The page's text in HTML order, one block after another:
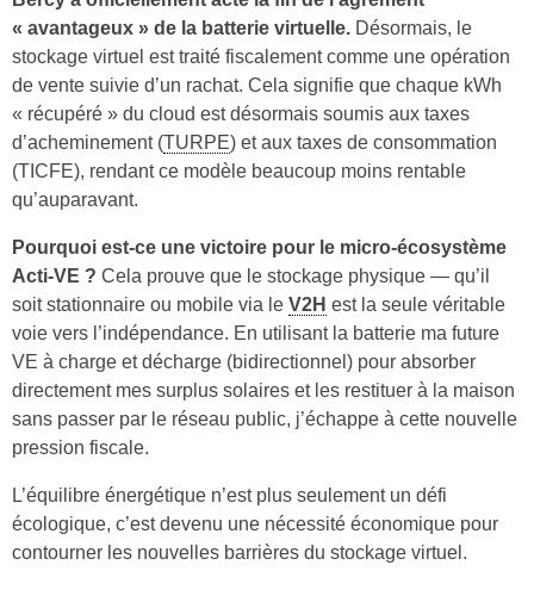
« avantageux » de la batterie virtuelle. Désormais, le
stockage virtuel est traité fiscalement comme une opération
de vente suivie d’un rachat. Cela signifie que chaque kWh
« récupéré » du cloud est désormais soumis aux taxes
d’acheminement (TURPE) et aux taxes de consommation
(TICFE), rendant ce modèle beaucoup moins rentable
qu’auparavant.
Pourquoi est-ce une victoire pour le micro-écosystème
Acti-VE ? Cela prouve que le stockage physique — qu’il
soit stationnaire ou mobile via le V2H est la seule véritable
voie vers l’indépendance. En utilisant la batterie ma future
VE à charge et décharge (bidirectionnel) pour absorber
directement mes surplus solaires et les restituer à la maison
sans passer par le réseau public, j’échappe à cette nouvelle
pression fiscale.
L’équilibre énergétique n’est plus seulement un défi
écologique, c’est devenu une nécessité économique pour
contourner les nouvelles barrières du stockage virtuel.